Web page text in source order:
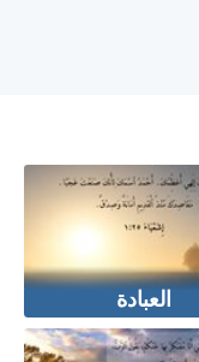
العبادة